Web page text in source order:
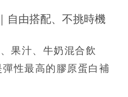
自由搭配、不挑時機
果汁、牛奶混合飲
性最高的膠原蛋白補